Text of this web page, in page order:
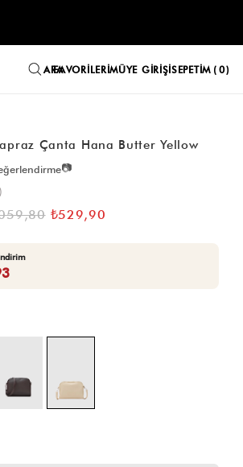
FAVORILERIMÜYE GIRIŞISEPETIM 0
Çanta Hana Butter Yellow
📷
₺529,90